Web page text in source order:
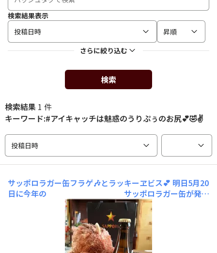
検索結果表示
投稿日時
昇順
さらに絞り込む
検索
検索結果 1 件
キーワード:#アイキャッチは魅惑のうりぷぅのお尻💕🤣✌️
投稿日時
サッポロラガー缶フラゲ🎶とラッキーヱビス💕 明日5月20
日に今年の サッポロラガー缶が発売
されるので もしや前日フラゲができるかと
いつものやまやへパトロール🚨🎶 見事予想
的中🎯赤星缶フラゲできました🤭で、瓶ビールコーナーに
行くと なんと6ケースものYEBISU中瓶が💕
😍 それを1本1本チェ